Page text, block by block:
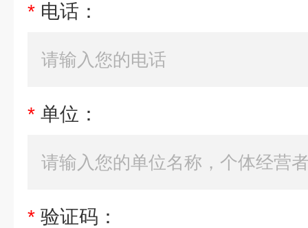
* 电话：
* 单位：
* 验证码：